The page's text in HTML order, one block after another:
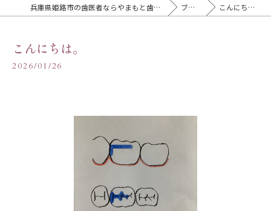
兵庫県姫路市の歯医者ならやまもと歯科医院 ブログ こんにちは。
こんにちは。
2026/01/26